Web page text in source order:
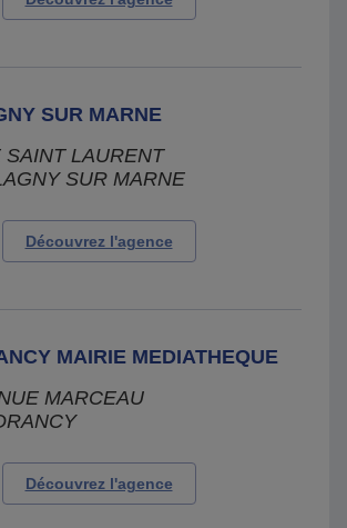
SUR MARNE
SAINT LAURENT
SUR MARNE
Découvrez l'agence
MAIRIE MEDIATHEQUE
MARCEAU
Découvrez l'agence